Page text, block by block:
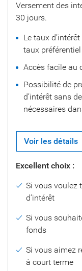
Versement des
30 jours.
Le taux
taux
Accès facile au
Possibilité de
d’intérêt sans
nécessaires
Voir les détails
Excellent choix :
Si vous voulez
d’intérêt
Si vous
fonds
Si vous aimez
à court terme